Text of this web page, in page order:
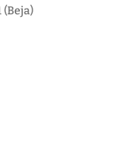
(Beja)